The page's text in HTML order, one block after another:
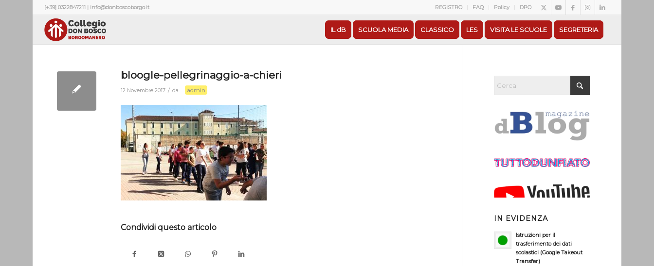
REGISTRO FAQ Policy DPO
[+39] 0322847211 | info@donboscoborgo.it
IL dB SCUOLA MEDIA CLASSICO LES VISITA LE SCUOLE SEGRETERIA
bloogle-pellegrinaggio-a-chieri
12 Novembre 2017 / da admin
Condividi questo articolo
IN EVIDENZA
Istruzioni per il
trasferimento dei dati
scolastici (Google Takeout
Transfer)